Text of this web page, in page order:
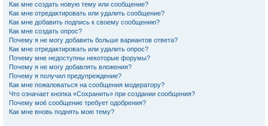
Как мне создать новую тему или сообщение?
Как мне отредактировать или удалить сообщение?
Как мне добавить подпись к своему сообщению?
Как мне создать опрос?
Почему я не могу добавить больше вариантов ответа?
Как мне отредактировать или удалить опрос?
Почему мне недоступны некоторые форумы?
Почему я не могу добавлять вложения?
Почему я получил предупреждение?
Как мне пожаловаться на сообщения модератору?
Что означает кнопка «Сохранить» при создании сообщения?
Почему моё сообщение требует одобрения?
Как мне вновь поднять мою тему?